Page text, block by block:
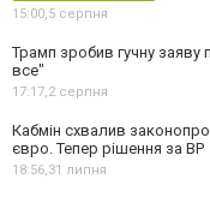
15:00,5 серпня
Трамп зробив гучну
все"
17:17,2 серпня
Кабмін схвалив
євро. Тепер рішення за ВР
18:56,31 липня